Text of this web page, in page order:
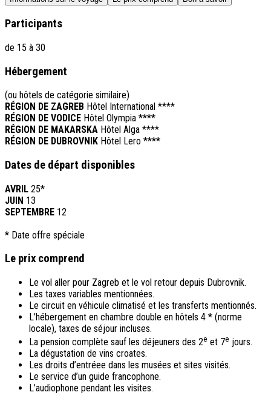
Participants
de 15 à 30
Hébergement
(ou hôtels de catégorie similaire)
RÉGION DE ZAGREB Hôtel International ****
RÉGION DE VODICE Hôtel Olympia ****
RÉGION DE MAKARSKA Hôtel Alga ****
RÉGION DE DUBROVNIK Hôtel Lero ****
Dates de départ disponibles
AVRIL 25*
JUIN 13
SEPTEMBRE 12
* Date offre spéciale
Le prix comprend
Le vol aller pour Zagreb et le vol retour depuis Dubrovnik.
Les taxes variables mentionnées.
Le circuit en véhicule climatisé et les transferts mentionnés.
L’hébergement en chambre double en hôtels 4 * (norme
locale), taxes de séjour incluses.
La pension complète sauf les déjeuners des 2e et 7e jours.
La dégustation de vins croates.
Les droits d’entréee dans les musées et sites visités.
Le service d’un guide francophone.
L’audiophone pendant les visites.